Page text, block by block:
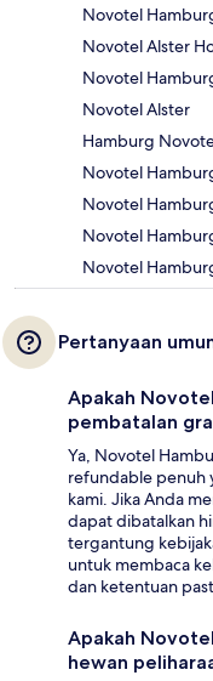
Novotel
Novotel Alster
Novotel
Novotel Alster
Hamburg
Novotel
Novotel
Novotel
Novotel
Pertanyaan
Apakah
pembatalan
Ya, Novotel
refundable penuh
kami. Jika Anda
dapat dibatalkan
tergantung
untuk membaca
dan ketentuan
Apakah
hewan